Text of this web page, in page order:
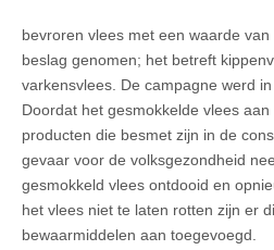
bevroren vlees met een waarde
beslag genomen; het betreft
varkensvlees. De campagne werd
Doordat het gesmokkelde vlees
producten die besmet zijn in de
gevaar voor de volksgezondheid
gesmokkeld vlees ontdooid en
het vlees niet te laten rotten zijn er
bewaarmiddelen aan toegevoegd.